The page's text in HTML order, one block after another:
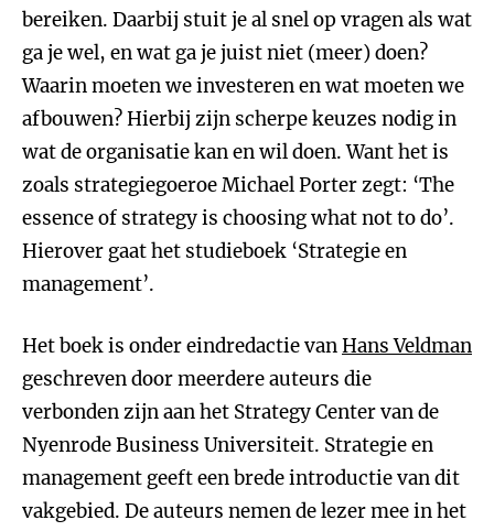
bereiken. Daarbij stuit je al snel op vragen als wat
ga je wel, en wat ga je juist niet (meer) doen?
Waarin moeten we investeren en wat moeten we
afbouwen? Hierbij zijn scherpe keuzes nodig in
wat de organisatie kan en wil doen. Want het is
zoals strategiegoeroe Michael Porter zegt: ‘The
essence of strategy is choosing what not to do’.
Hierover gaat het studieboek ‘Strategie en
management’.
Het boek is onder eindredactie vanHans Veldman
geschreven door meerdere auteurs die
verbonden zijn aan het Strategy Center van de
Nyenrode Business Universiteit. Strategie en
management geeft een brede introductie van dit
vakgebied. De auteurs nemen de lezer mee in het